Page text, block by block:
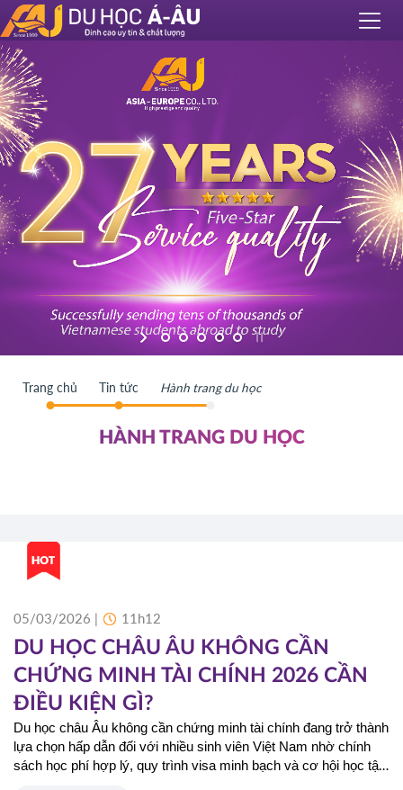
Trang chủ Tin tức Hành trang du học
HÀNH TRANG DU HỌC
05/03/2026 | 11h12
DU HỌC CHÂU ÂU KHÔNG CẦN
CHỨNG MINH TÀI CHÍNH 2026 CẦN
ĐIỀU KIỆN GÌ?
Du học châu Âu không cần chứng minh tài chính đang trở thành
lựa chọn hấp dẫn đối với nhiều sinh viên Việt Nam nhờ chính
sách học phí hợp lý, quy trình visa minh bạch và cơ hội học tập